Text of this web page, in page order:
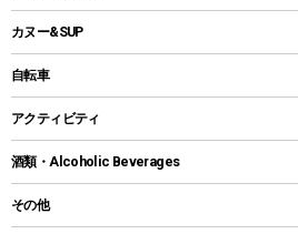
ペグ
グランドシート
ガイドロープ
ツール
鉄板、アミ
焚き火台&ストーブ
火起こし
バーベキューツール
シェラカップ
クッキングツール
ナイフ
カトラリー
プラスチックボトル
ディズニーボトル
ウォータージャグ
保冷剤
バックパック&バッグ
リュック、バックパック
トートバッグ、サコッシュ
ショッピングキャリー
その他アウトドア雑貨
カヌー&SUP
インフレータブル
カヤック
パドル
自転車
折りたたみ自転車
スポーツサイクル
シティサイクル
アクティビティ
マリン
ラッシュガード
酒類・Alcoholic Beverages
その他